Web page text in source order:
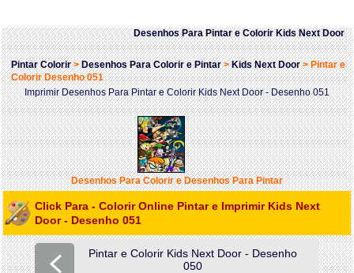
Desenhos Para Pintar e Colorir Kids Next Door
Pintar Colorir>Desenhos Para Colorir e Pintar>Kids Next Door>Pintar e
Colorir Desenho 051
Imprimir Desenhos Para Pintar e Colorir Kids Next Door - Desenho 051
Desenhos Para Colorir e Desenhos Para Pintar
Click Para - Colorir Online Pintar e Imprimir Kids Next
Door - Desenho 051
Pintar e Colorir Kids Next Door - Desenho
050